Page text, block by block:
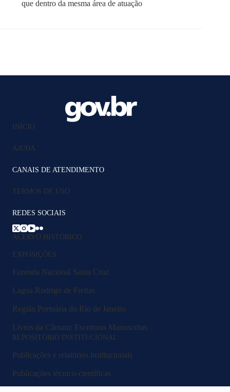
que dentro da mesma área de atuação
INÍCIO
AJUDA
CANAIS DE ATENDIMENTO
TERMOS DE USO
REDES SOCIAIS
ACERVO HISTÓRICO
EXPOSIÇÕES
Fazenda Nacional Santa Cruz
Lagoa Rodrigo de Freitas
Região Portuária do Rio de Janeiro
Livros da Câmara: Escrituras Manuscritas
REPOSITÓRIO INSTITUCIONAL
Publicações e relatórios institucionais
Publicações técnico-científicas